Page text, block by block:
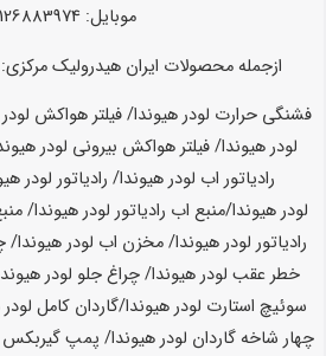
موبایل: 09126883974
ازجمله محصولات ایران هیدرولیک مرکزی:
فشنگی حرارت لودر هیوندا/ فیلتر هواکش لودر
لودرهیوندا/ فیلتر هواکش بیرونی لودر
رادیاتور اب لودرهیوندا/ رادیاتور لودر
لودرهیوندا/منبع اب رادیاتور لودرهیوندا/
رادیاتور لودرهیوندا/ مخزن اب لودرهیوندا/
خطر عقب لودرهیوندا/ چراغ جلو لودر
سوئیچ استارت لودرهیوندا/گاردان کامل لودر
چهار شاخه گاردان لودرهیوندا/ پمپ گیربکس